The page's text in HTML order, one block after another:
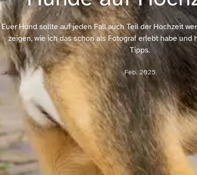
Euer Hund sollte auf jeden Fall auch Teil der Hochzeit
zeigen, wie ich das schon als Fotograf erlebt habe und
Tipps.
Feb. 2025